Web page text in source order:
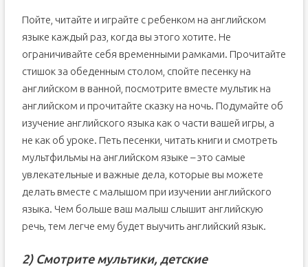
Пойте, читайте и играйте с ребенком на английском
языке каждый раз, когда вы этого хотите. Не
ограничивайте себя временными рамками. Прочитайте
стишок за обеденным столом, спойте песенку на
английском в ванной, посмотрите вместе мультик на
английском и прочитайте сказку на ночь. Подумайте об
изучение английского языка как о части вашей игры, а
не как об уроке. Петь песенки, читать книги и смотреть
мультфильмы на английском языке – это самые
увлекательные и важные дела, которые вы можете
делать вместе с малышом при изучении английского
языка. Чем больше ваш малыш слышит английскую
речь, тем легче ему будет выучить английский язык.
2) Смотрите мультики, детские